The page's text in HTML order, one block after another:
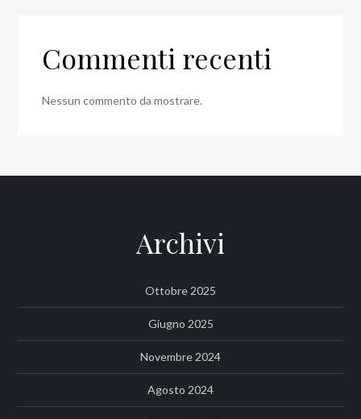
Commenti recenti
Nessun commento da mostrare.
Archivi
Ottobre 2025
Giugno 2025
Novembre 2024
Agosto 2024